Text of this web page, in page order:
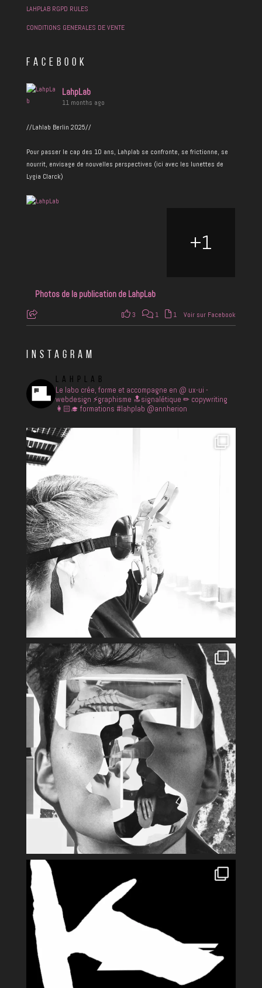
LAHPLAB RGPD RULES
CONDITIONS GENERALES DE VENTE
FACEBOOK
LahpLab
11 months ago
//Lahlab Berlin 2025//
Pour passer le cap des 10 ans, Lahplab se confronte, se frictionne, se
nourrit, envisage de nouvelles perspectives (ici avec les lunettes de
Lygia Clarck)
+1
Photos de la publication de LahpLab
3 1 1 Voir sur Facebook
INSTAGRAM
LAHPLAB
Le labo crée, forme et accompagne en @ ux-ui -
webdesign ⚡️graphisme 🔝signalétique ✏ copywriting
👩🏻‍🎓 formations #lahplab @annherion